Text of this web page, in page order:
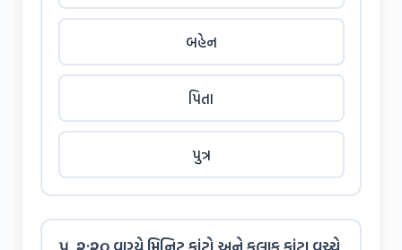
બહેન
પિતા
પુત્ર